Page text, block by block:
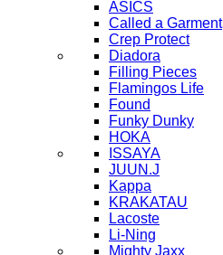
ASICS
Called a Garment
Crep Protect
Diadora
Filling Pieces
Flamingos Life
Found
Funky Dunky
HOKA
ISSAYA
JUUN.J
Kappa
KRAKATAU
Lacoste
Li-Ning
Mighty Jaxx